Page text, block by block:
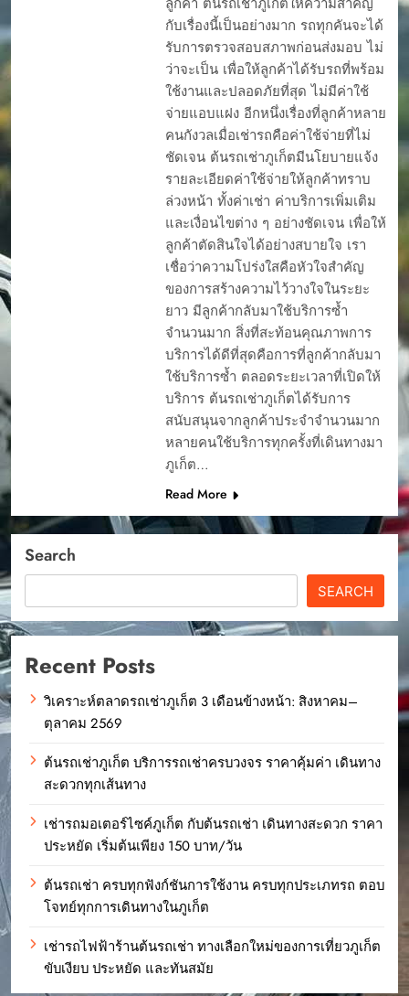
กับเรื่องนี้เป็นอย่างมาก รถทุกคันจะได้
รับการตรวจสอบสภาพก่อนส่งมอบ ไม่
ว่าจะเป็น เพื่อให้ลูกค้าได้รับรถที่พร้อม
ใช้งานและปลอดภัยที่สุด ไม่มีค่าใช้
จ่ายแอบแฝง อีกหนึ่งเรื่องที่ลูกค้าหลาย
คนกังวลเมื่อเช่ารถคือค่าใช้จ่ายที่ไม่
ชัดเจน ต้นรถเช่าภูเก็ตมีนโยบายแจ้ง
รายละเอียดค่าใช้จ่ายให้ลูกค้าทราบ
ล่วงหน้า ทั้งค่าเช่า ค่าบริการเพิ่มเติม
และเงื่อนไขต่าง ๆ อย่างชัดเจน เพื่อให้
ลูกค้าตัดสินใจได้อย่างสบายใจ เรา
เชื่อว่าความโปร่งใสคือหัวใจสำคัญ
ของการสร้างความไว้วางใจในระยะ
ยาว มีลูกค้ากลับมาใช้บริการซ้ำ
จำนวนมาก สิ่งที่สะท้อนคุณภาพการ
บริการได้ดีที่สุดคือการที่ลูกค้ากลับมา
ใช้บริการซ้ำ ตลอดระยะเวลาที่เปิดให้
บริการ ต้นรถเช่าภูเก็ตได้รับการ
สนับสนุนจากลูกค้าประจำจำนวนมาก
หลายคนใช้บริการทุกครั้งที่เดินทางมา
ภูเก็ต…
Read More
Search
SEARCH
Recent Posts
วิเคราะห์ตลาดรถเช่าภูเก็ต 3 เดือนข้างหน้า: สิงหาคม–
ตุลาคม 2569
ต้นรถเช่าภูเก็ต บริการรถเช่าครบวงจร ราคาคุ้มค่า เดินทาง
สะดวกทุกเส้นทาง
เช่ารถมอเตอร์ไซค์ภูเก็ต กับต้นรถเช่า เดินทางสะดวก ราคา
ประหยัด เริ่มต้นเพียง 150 บาท/วัน
ต้นรถเช่า ครบทุกฟังก์ชันการใช้งาน ครบทุกประเภทรถ ตอบ
โจทย์ทุกการเดินทางในภูเก็ต
เช่ารถไฟฟ้าร้านต้นรถเช่า ทางเลือกใหม่ของการเที่ยวภูเก็ต
ขับเงียบ ประหยัด และทันสมัย